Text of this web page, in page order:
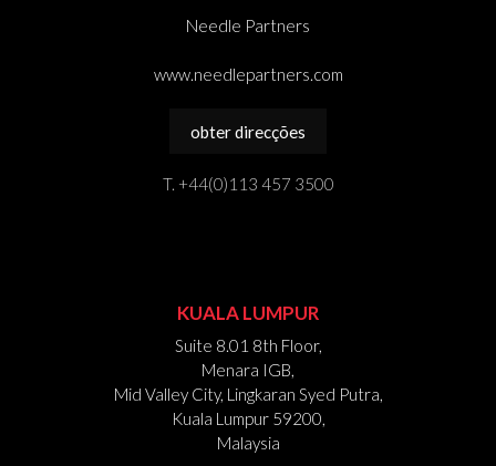
Needle Partners
www.needlepartners.com
obter direcções
T. +44(0)113 457 3500
KUALA LUMPUR
Suite 8.01 8th Floor,
Menara IGB,
Mid Valley City, Lingkaran Syed Putra,
Kuala Lumpur 59200,
Malaysia